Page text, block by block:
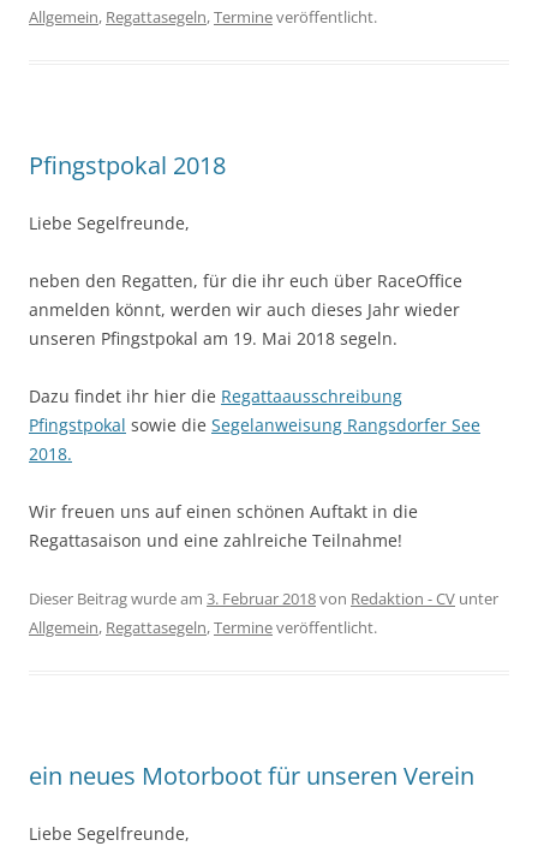
Allgemein, Regattasegeln,Termineveröffentlicht.
Pfingstpokal 2018
Liebe Segelfreunde,
neben den Regatten, für die ihr euch über RaceOffice
anmelden könnt, werden wir auch dieses Jahr wieder
unseren Pfingstpokal am 19. Mai 2018 segeln.
Dazu findet ihr hier die Regattaausschreibung
Pfingstpokal sowie die Segelanweisung Rangsdorfer See
2018.
Wir freuen uns auf einen schönen Auftakt in die
Regattasaison und eine zahlreiche Teilnahme!
Dieser Beitrag wurde am 3. Februar 2018von Redaktion - CV unter
Allgemein, Regattasegeln,Termineveröffentlicht.
ein neues Motorboot für unseren Verein
Liebe Segelfreunde,